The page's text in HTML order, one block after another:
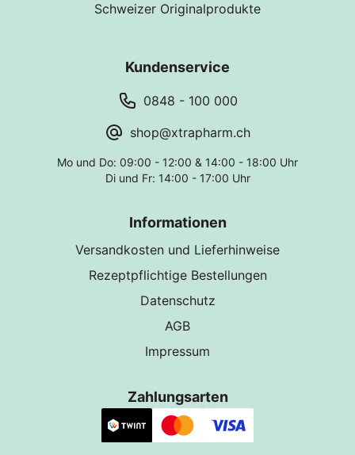
Schweizer Originalprodukte
Kundenservice
0848 - 100 000
shop@xtrapharm.ch
Mo und Do: 09:00 - 12:00 & 14:00 - 18:00 Uhr
Di und Fr: 14:00 - 17:00 Uhr
Informationen
Versandkosten und Lieferhinweise
Rezeptpflichtige Bestellungen
Datenschutz
AGB
Impressum
Zahlungsarten